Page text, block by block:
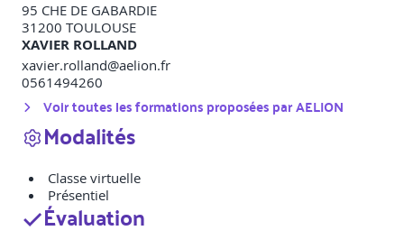
95 CHE DE GABARDIE
31200 TOULOUSE
XAVIER ROLLAND
xavier.rolland@aelion.fr
0561494260
Voir toutes les formations proposées parAELION
Modalités
Classe virtuelle
Présentiel
Évaluation